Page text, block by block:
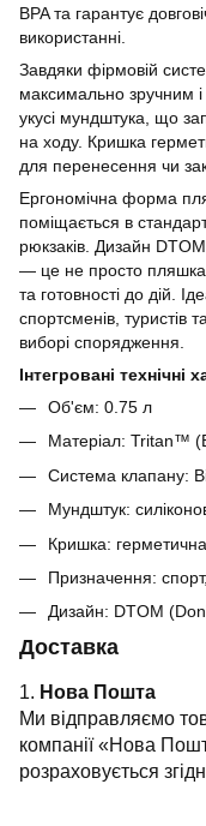
BPA та гарантує
використанні.
Завдяки фірмовій
максимально зручним
укусі мундштука, що
на ходу. Кришка
для перенесення чи
Ергономічна форма
поміщається в
рюкзаків. Дизайн
— це не просто
та готовності до дій.
спортсменів, туристів
виборі спорядження.
Інтегровані технічні
Об'єм: 0.75 л
Матеріал: Tritan™
Система клапану:
Мундштук:
Кришка:
Призначення:
Дизайн: DTOM
Доставка
1. Нова Пошта
Ми відправляємо
компанії «Нова
розраховується